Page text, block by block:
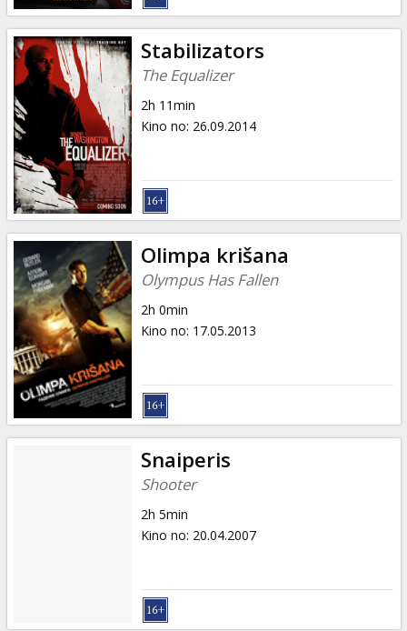
Stabilizators
The Equalizer
2h 11min
Kino no: 26.09.2014
Olimpa krišana
Olympus Has Fallen
2h 0min
Kino no: 17.05.2013
Snaiperis
Shooter
2h 5min
Kino no: 20.04.2007